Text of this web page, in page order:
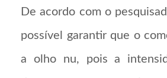
De acordo com o
possível garantir que o
a olho nu, pois a